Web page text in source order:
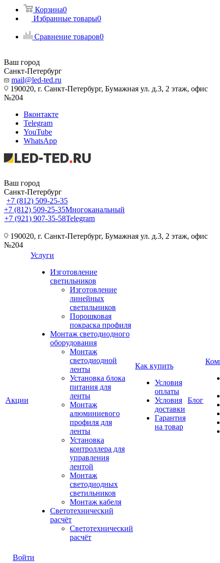
Корзина0
Избранные товары0
Сравнение товаров0
Ваш город
Санкт-Петербург
mail@led-ted.ru
190020, г. Санкт-Петербург, Бумажная ул. д.3, 2 этаж, офис
№204
Вконтакте
Telegram
YouTube
WhatsApp
Ваш город
Санкт-Петербург
+7 (812) 509-25-35
+7 (812) 509-25-35Многоканальный
+7 (921) 907-35-58Telegram
190020, г. Санкт-Петербург, Бумажная ул. д.3, 2 этаж, офис
№204
Акции
Услуги
Изготовление
светильников
Изготовление
линейных
светильников
Порошковая
покраска профиля
Монтаж светодиодного
оборудования
Монтаж
светодиодной
ленты
Установка блока
питания для
ленты
Монтаж
алюминиевого
профиля для
ленты
Установка
контроллера для
управления
лентой
Монтаж
светодиодных
светильников
Монтаж кабеля
Светотехнический
расчёт
Светотехнический
расчёт
Как купить
Условия
оплаты
Условия
доставки
Гарантия
на товар
Блог
Войти